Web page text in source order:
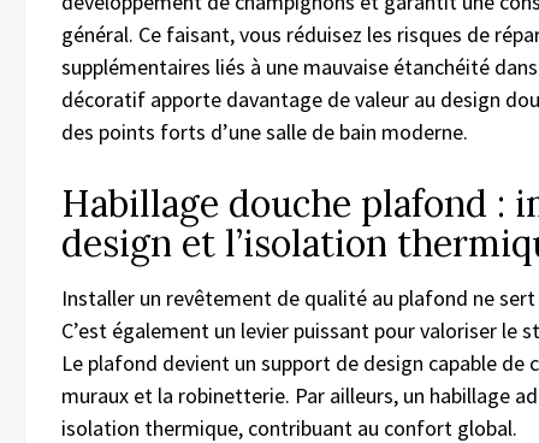
général. Ce faisant, vous réduisez les risques de
supplémentaires liés à une mauvaise étanchéité
décoratif apporte davantage de valeur au design
des points forts d’une salle de bain moderne.
Habillage douche plafond :
design et l’isolation
Installer un revêtement de qualité au plafond ne sert
C’est également un levier puissant pour valoriser le
Le plafond devient un support de design capable de
muraux et la robinetterie. Par ailleurs, un habillage
isolation thermique, contribuant au confort global.